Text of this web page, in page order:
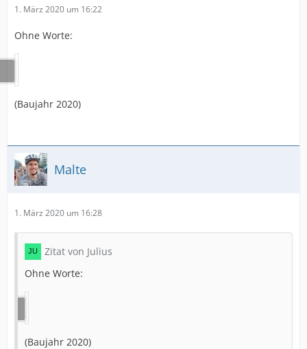
1. März 2020 um 16:22
Ohne Worte:
(Baujahr 2020)
Malte
1. März 2020 um 16:28
Zitat von Julius
Ohne Worte:
(Baujahr 2020)